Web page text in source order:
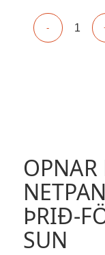
OPNAR
ÞRIÐ-
SUN